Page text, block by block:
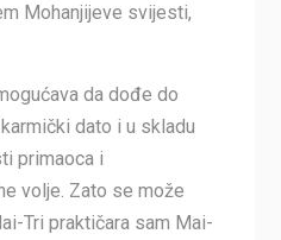
Mohanjijeve svijesti,
da dođe do
dato i u skladu
primaoca i
volje. Zato se može
Tri praktičara sam Mai-